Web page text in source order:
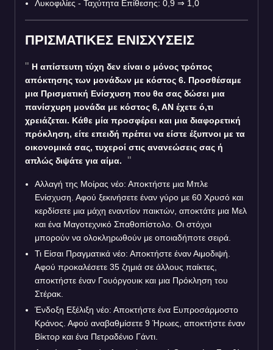
Λυκοφιλίες - Ταχύτητα Επίθεσης: 0,9 ⇒ 1,0
ΠΡΙΣΜΑΤΙΚΕΣ ΕΝΙΣΧΥΣΕΙΣ
Η απίστευτη τύχη δεν είναι ο μόνος τρόπος
απόκτησης των μονάδων με κόστος 6. Προσθέσαμε
μια Πρισματική Ενίσχυση που θα σας δώσει μια
πανίσχυρη μονάδα με κόστος 6, ΑΝ έχετε ό,τι
χρειάζεται. Κάθε μία προσφέρει και μια διαφορετική
πρόκληση, είτε επειδή πρέπει να είστε έξυπνοι με τα
οικονομικά σας, τυχεροί στις ανανεώσεις σας ή
απλώς διψάτε για αίμα.
Αλλαγή της Μοίρας νέο: Αποκτήστε μια Μπλε
Ενίσχυση. Αφού ξεκινήσετε έναν γύρο με 60 Χρυσό και
κερδίσετε μια μάχη εναντίον παικτών, αποκτάτε μια Μελ
και ένα Μαγοτεχνικό Σπαθοπίστολο. Οι στόχοι
μπορούν να ολοκληρωθούν με οποιαδήποτε σειρά.
Τι Είσαι Πραγματικά νέο: Αποκτήστε έναν Αιμοδιψή.
Αφού προκαλέσετε 35 ζημιά σε άλλους παίκτες,
αποκτήστε έναν Γουόργουικ και μια Πρόκληση του
Στέρακ.
Ένδοξη Εξέλιξη νέο: Αποκτήστε ένα Ευπροσάρμοστο
Κράνος. Αφού αναβαθμίσετε 9 Ήρωες, αποκτήστε έναν
Βίκτορ και ένα Πετραδένιο Γάντι.